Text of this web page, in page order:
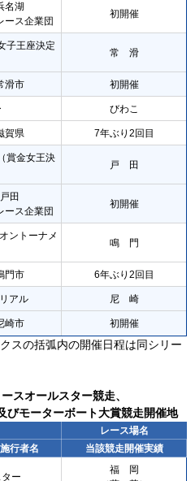
名湖
ース企業団
初開催
子王座決定
常 滑
滑市 初開催
びわこ
賀県 7年ぶり2回目
賞金女王決
戸 田
戸田
ース企業団
初開催
ントーナメ
鳴 門
門市 6年ぶり2回目
アル 尼 崎
崎市 初開催
スの括弧内の開催日程は同シリー
スオールスター競走、
びモーターボート大賞競走開催地
レース場名
行者名 当該競走開催実績
ー
福 岡